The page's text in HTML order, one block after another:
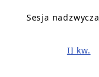
Sesja
II kw.